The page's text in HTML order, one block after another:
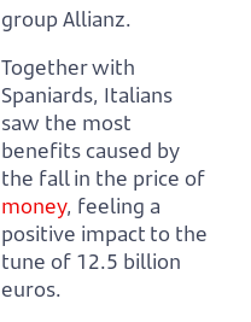
group Allianz.
Together with
Spaniards, Italians
saw the most
benefits caused by
the fall in the price of
money, feeling a
positive impact to the
tune of 12.5 billion
euros.